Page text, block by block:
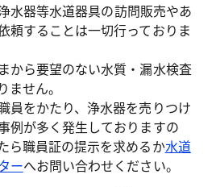
水器等水道器具の訪問販売やあ
頼することは一切行っておりま
から要望のない水質・漏水検査
ません。
員をかたり、浄水器を売りつけ
例が多く発生しておりますの
ら職員証の提示を求めるか水道
ーへお問い合わせください。